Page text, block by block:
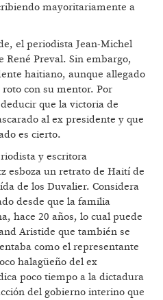
mayoritariamente a
el periodista Jean-Michel
René Preval. Sin embargo,
haitiano, aunque allegado
con su mentor. Por
que la victoria de
al ex presidente y que
es cierto.
y escritora
esboza un retrato de Haití de
de los Duvalier. Considera
desde que la familia
hace 20 años, lo cual puede
Aristide que también se
como el representante
halagüeño del ex
poco tiempo a la dictadura
del gobierno interino que